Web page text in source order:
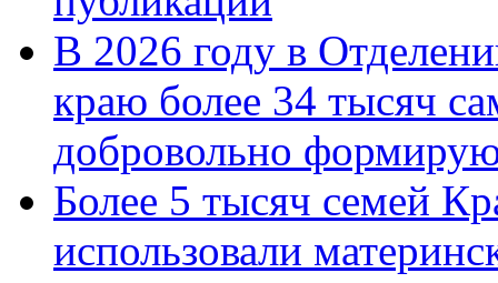
В 2026 году в
краю более 34 тысяч
добровольно
Более 5 тысяч семей
использовали